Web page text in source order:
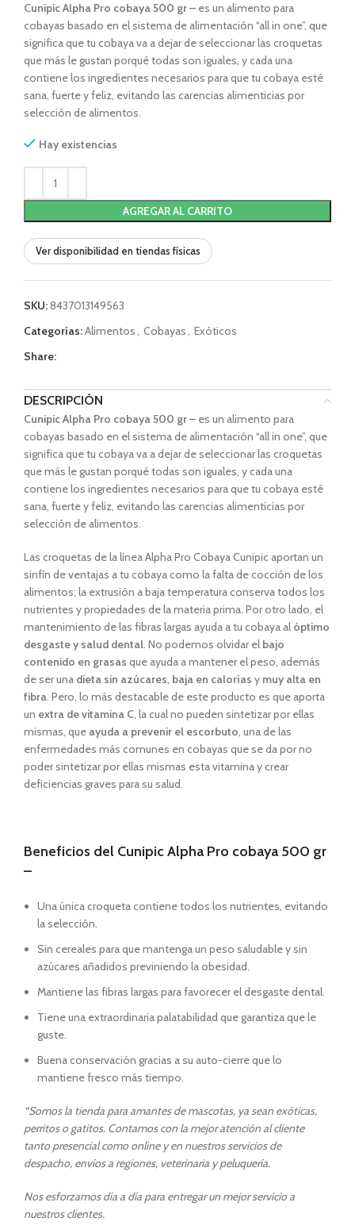
Cunipic Alpha Pro cobaya 500 gr – es un alimento para
cobayas basado en el sistema de alimentación “all in one”, que
significa que tu cobaya va a dejar de seleccionar las croquetas
que más le gustan porqué todas son iguales, y cada una
contiene los ingredientes necesarios para que tu cobaya esté
sana, fuerte y feliz, evitando las carencias alimenticias por
selección de alimentos.
Hay existencias
AGREGAR AL CARRITO
Ver disponibilidad en tiendas físicas
SKU:8437013149563
Categorías:Alimentos, Cobayas, Exóticos
Share:
DESCRIPCIÓN
Cunipic Alpha Pro cobaya 500 gr – es un alimento para
cobayas basado en el sistema de alimentación “all in one”, que
significa que tu cobaya va a dejar de seleccionar las croquetas
que más le gustan porqué todas son iguales, y cada una
contiene los ingredientes necesarios para que tu cobaya esté
sana, fuerte y feliz, evitando las carencias alimenticias por
selección de alimentos.
Las croquetas de la línea Alpha Pro Cobaya Cunipic aportan un
sinfín de ventajas a tu cobaya como la falta de cocción de los
alimentos; la extrusión a baja temperatura conserva todos los
nutrientes y propiedades de la materia prima.Por otro lado, el
mantenimiento de las fibras largas ayuda a tu cobaya al óptimo
desgastey salud dental. No podemos olvidar el bajo
contenido en grasas que ayuda a mantener el peso, además
de ser una dieta sin azúcares, baja en calorías y muy alta en
fibra. Pero, lo más destacable de este producto es que aporta
un extra de vitamina C, la cual no pueden sintetizar por ellas
mismas, que ayuda a prevenir el escorbuto, una de las
enfermedades más comunes en cobayas que se da por no
poder sintetizar por ellas mismas esta vitamina y crear
deficiencias graves para su salud.
Beneficios del Cunipic Alpha Pro cobaya 500 gr
–
Una única croqueta contiene todos los nutrientes, evitando
la selección.
Sin cereales para que mantenga un peso saludable y sin
azúcares añadidos previniendo la obesidad.
Mantiene las fibras largas para favorecer el desgaste dental.
Tiene una extraordinaria palatabilidad que garantiza que le
guste.
Buena conservación gracias a su auto-cierre que lo
mantiene fresco más tiempo.
“Somos la tienda para amantes de mascotas, ya sean exóticas,
perritos o gatitos. Contamos con la mejor atención al cliente
tanto presencial como online y en nuestros servicios de
despacho, envíos a regiones, veterinaria y peluquería.
Nos esforzamos día a día para entregar un mejor servicio a
nuestros clientes.